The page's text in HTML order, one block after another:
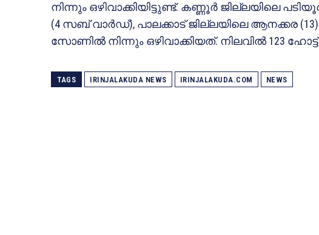
നിന്നും ഒഴിവാക്കിയിട്ടുണ്ട്. കണ്ണൂര്‍ ജില്ലയിലെ
(4 സബ് വാര്‍ഡ്), പാലക്കാട് ജില്ലയിലെ ആനക്കര
സോണില്‍ നിന്നും ഒഴിവാക്കിയത്. നിലവില്‍ 123
TAGS IRINJALAKUDA NEWS IRINJALAKUDA.COM NEWS